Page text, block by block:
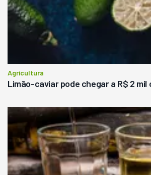
Agricultura
Limão-caviar pode chegar a R$ 2 mil